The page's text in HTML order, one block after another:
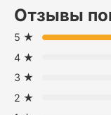
Отзывы
5 ★
4 ★
3 ★
2 ★